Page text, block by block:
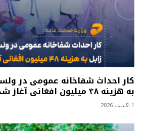
کار احداث شفاخانه عمومی در
به هزینه ۴۸ میلیون افغانی آغاز شد
1 آگست 2026